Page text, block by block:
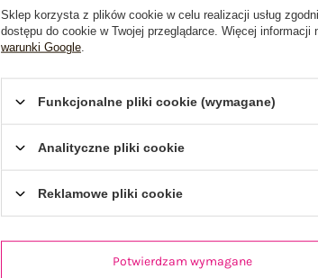
Sklep korzysta z plików cookie w celu realizacji usług
dostępu do cookie w Twojej przeglądarce. Więcej
warunki Google
Funkcjonalne pliki cookie (wymagane)
Analityczne pliki cookie
Reklamowe pliki cookie
Potwierdzam wymagane